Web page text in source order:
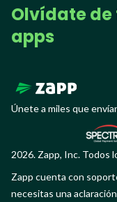
Olvídate
apps
Únete a miles que
2026. Zapp, Inc. Todos
Zapp cuenta con
necesitas una